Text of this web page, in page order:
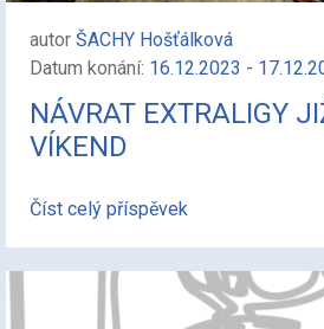
autor ŠACHY Hošťálková
Datum konání: 16.12.2023 -
NÁVRAT EXTRALIGY
VÍKEND
Číst celý příspěvek